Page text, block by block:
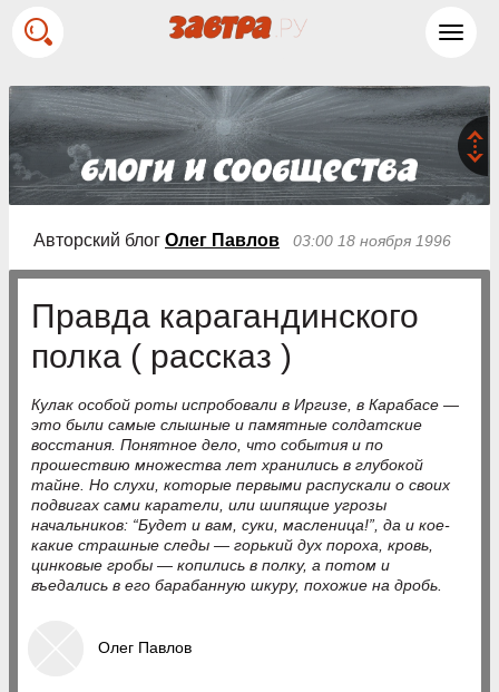
Авторский блог Олег Павлов 03:00 18 ноября 1996
Правда карагандинского
полка ( рассказ )
Кулак особой роты испробовали в Иргизе, в Карабасе —
это были самые слышные и памятные солдатские
восстания. Понятное дело, что события и по
прошествию множества лет хранились в глубокой
тайне. Но слухи, которые первыми распускали о своих
подвигах сами каратели, или шипящие угрозы
начальников: “Будет и вам, суки, масленица!”, да и кое-
какие страшные следы — горький дух пороха, кровь,
цинковые гробы — копились в полку, а потом и
въедались в его барабанную шкуру, похожие на дробь.
Олег Павлов